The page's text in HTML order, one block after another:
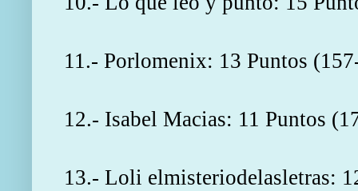
11.- Porlomenix: 13 Puntos
12.- Isabel Macias: 11 Puntos
13.- Loli elmisteriodelasletras: